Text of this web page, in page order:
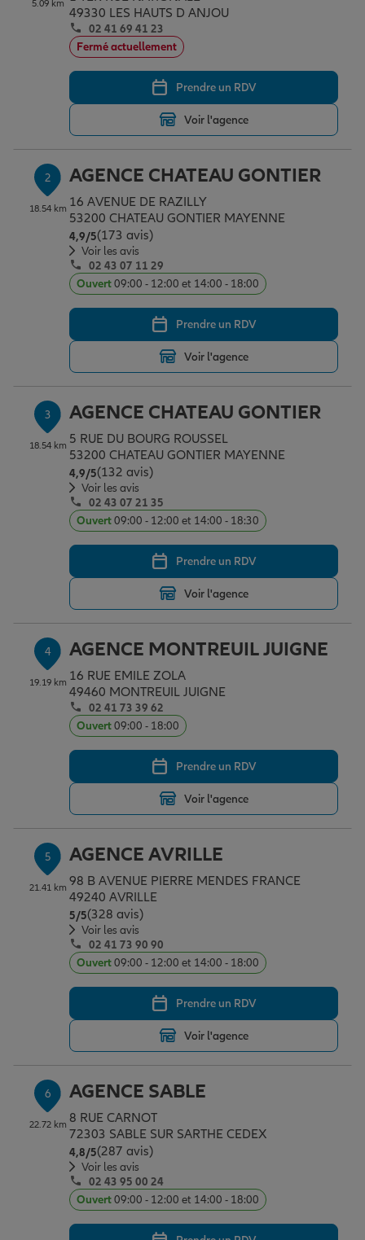
Assurance emprunteur
Prévoyance et dépendance
Assurance animal de compagnie
Protection de la famille
Protection juridique
Épargne & retraite
Plan épargne retraite
Assurance vie
Placements financiers
Investissements immobiliers
Vos projets
Partir en vacances
Déménager
Changer de voiture
Conseil assurance
Outre-mer
Assurance auto
Garantie des accidents de la vie
Assurance scolaire
Protection juridique
Tous nos devis d'assurance
Professionnels
5.09 km
49330 LES HAUTS D ANJOU
02 41 69 41 23
Fermé actuellement
Prendre un RDV
Voir l'agence
2
18.54 km
AGENCE CHATEAU GONTIER
16 AVENUE DE RAZILLY
53200 CHATEAU GONTIER MAYENNE
4,9/5Note de 4.9 sur 5
(173 avis)
Voir les avis
02 43 07 11 29
Ouvert09:00 - 12:00 et 14:00 - 18:00
Prendre un RDV
Voir l'agence
3
18.54 km
AGENCE CHATEAU GONTIER
5 RUE DU BOURG ROUSSEL
53200 CHATEAU GONTIER MAYENNE
4,9/5Note de 4.9 sur 5
(132 avis)
Voir les avis
02 43 07 21 35
Ouvert09:00 - 12:00 et 14:00 - 18:30
Prendre un RDV
Voir l'agence
4
19.19 km
AGENCE MONTREUIL JUIGNE
16 RUE EMILE ZOLA
49460 MONTREUIL JUIGNE
02 41 73 39 62
Ouvert09:00 - 18:00
Prendre un RDV
Voir l'agence
5
21.41 km
AGENCE AVRILLE
98 B AVENUE PIERRE MENDES FRANCE
49240 AVRILLE
5/5Note de 5 sur 5
(328 avis)
Voir les avis
02 41 73 90 90
Ouvert09:00 - 12:00 et 14:00 - 18:00
Prendre un RDV
Voir l'agence
6
22.72 km
AGENCE SABLE
8 RUE CARNOT
72303 SABLE SUR SARTHE CEDEX
4,8/5Note de 4.8 sur 5
(287 avis)
Voir les avis
02 43 95 00 24
Ouvert09:00 - 12:00 et 14:00 - 18:00